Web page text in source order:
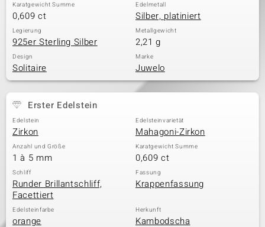
Karatgewicht Summe
0,609 ct
Edelmetall
Silber, platiniert
Legierung
925er Sterling Silber
Metallgewicht
2,21 g
Design
Solitaire
Marke
Juwelo
Erster Edelstein
Edelstein
Zirkon
Edelsteinvarietät
Mahagoni-Zirkon
Anzahl und Größe
1 à 5 mm
Karatgewicht Summe
0,609 ct
Schliff
Runder Brillantschliff,
Facettiert
Fassung
Krappenfassung
Edelsteinfarbe
orange
Herkunft
Kambodscha